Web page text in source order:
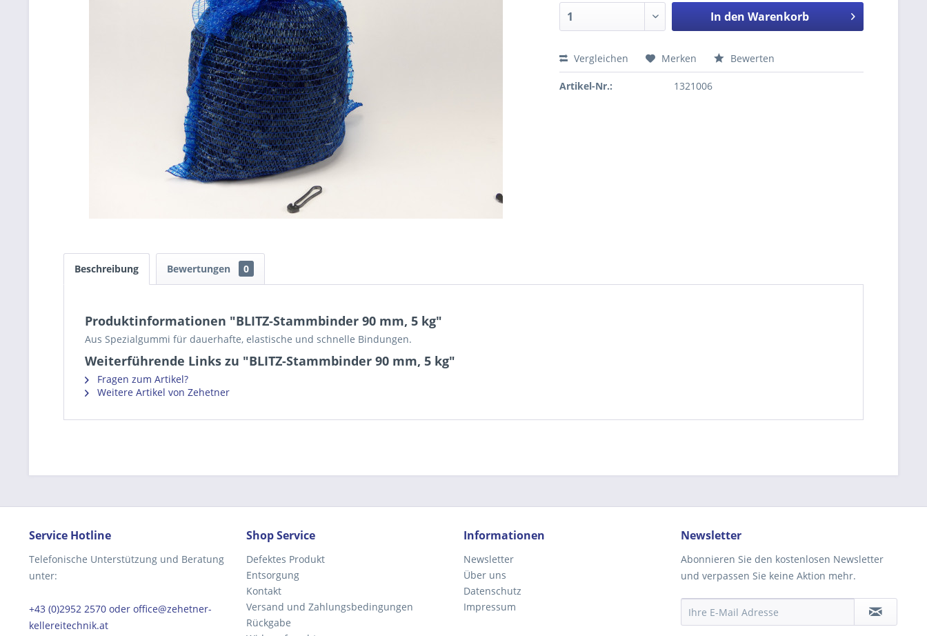
In den Warenkorb
Preis anfragen
Senden
Vergleichen Merken Bewerten
Artikel-Nr.: 1321006
Beschreibung Bewertungen 0
Produktinformationen "BLITZ-Stammbinder 90 mm, 5 kg"
Aus Spezialgummi für dauerhafte, elastische und schnelle Bindungen.
Weiterführende Links zu "BLITZ-Stammbinder 90 mm, 5 kg"
Fragen zum Artikel?
Weitere Artikel von Zehetner
Service Hotline
Telefonische Unterstützung und Beratung
unter:
+43 (0)2952 2570 oder office@zehetner-
kellereitechnik.at
Shop Service
Defektes Produkt
Entsorgung
Kontakt
Versand und Zahlungsbedingungen
Rückgabe
Informationen
Newsletter
Über uns
Datenschutz
Impressum
Newsletter
Abonnieren Sie den kostenlosen Newsletter
und verpassen Sie keine Aktion mehr.